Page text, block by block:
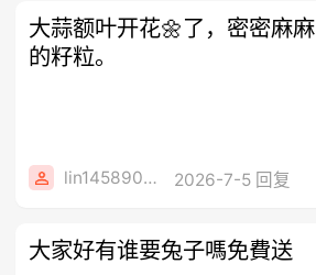
大蒜额叶开花🌼了，密密麻麻
的籽粒。
lin14589077 2026-7-5 回复
大家好有谁要兔子嗎免費送